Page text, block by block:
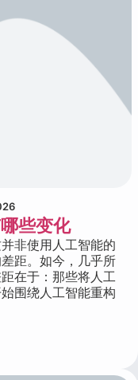
些变化
非使用人工智能的
距。如今，几乎所
在于：那些将人工
围绕人工智能重构